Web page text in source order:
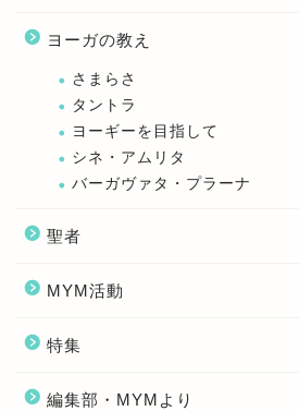
ヨーガの教え
さまらさ
タントラ
ヨーギーを目指して
シネ・アムリタ
バーガヴァタ・プラーナ
聖者
MYM活動
特集
編集部・MYMより